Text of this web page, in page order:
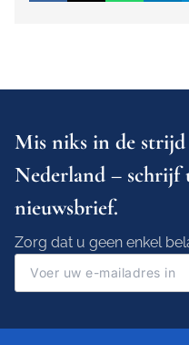
Mis niks in de
Nederland – schrijf
nieuwsbrief.
Zorg dat u geen enkel